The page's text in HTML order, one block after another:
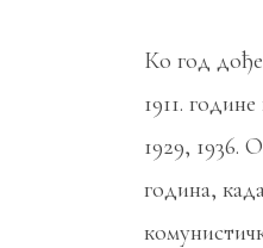
Ко год дође
1911.
1929, 1936.
година,